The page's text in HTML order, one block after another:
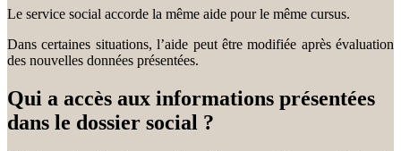
Le service social accorde la même aide pour le même cursus.
Dans certaines situations, l’aide peut être modifiée après évaluation
des nouvelles données présentées.
Qui a accès aux informations présentées
dans le dossier social ?